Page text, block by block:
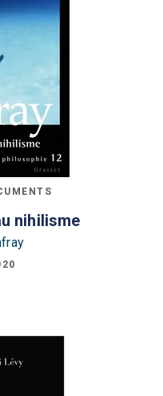
nihilisme